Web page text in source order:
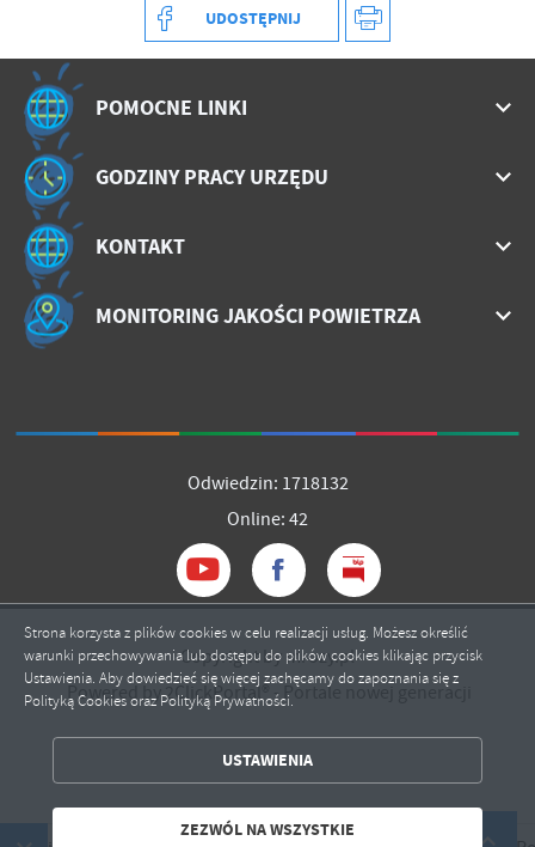
UDOSTĘPNIJ
POMOCNE LINKI
GODZINY PRACY URZĘDU
KONTAKT
MONITORING JAKOŚCI POWIETRZA
Odwiedzin: 1718132
Online: 42
Copyright by mrozy.pl
Powered by2ClickPortal® - Portale nowej generacji
Strona korzysta z plików cookies w celu realizacji usług. Możesz określić
warunki przechowywania lub dostępu do plików cookies klikając przycisk
Ustawienia. Aby dowiedzieć się więcej zachęcamy do zapoznania się z
Polityką Cookies oraz Polityką Prywatności.
USTAWIENIA
ZEZWÓL NA WSZYSTKIE
ZAPISZ WYBRANE